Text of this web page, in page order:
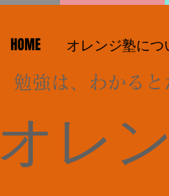
HOME オレンジ塾につ
勉強は、わかる
オレ